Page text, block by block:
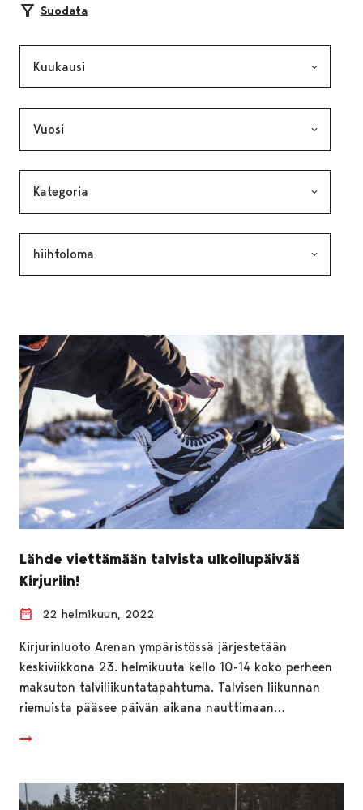
Suodata
Lähde viettämään talvista ulkoilupäivää
Kirjuriin!
22 helmikuun, 2022
Kirjurinluoto Arenan ympäristössä järjestetään
keskiviikkona 23. helmikuuta kello 10-14 koko perheen
maksuton talviliikuntatapahtuma. Talvisen liikunnan
riemuista pääsee päivän aikana nauttimaan…